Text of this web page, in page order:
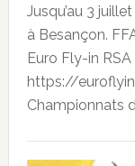
Jusqu’au 3
à Besançon.
Euro Fly-in
https://
Championnats